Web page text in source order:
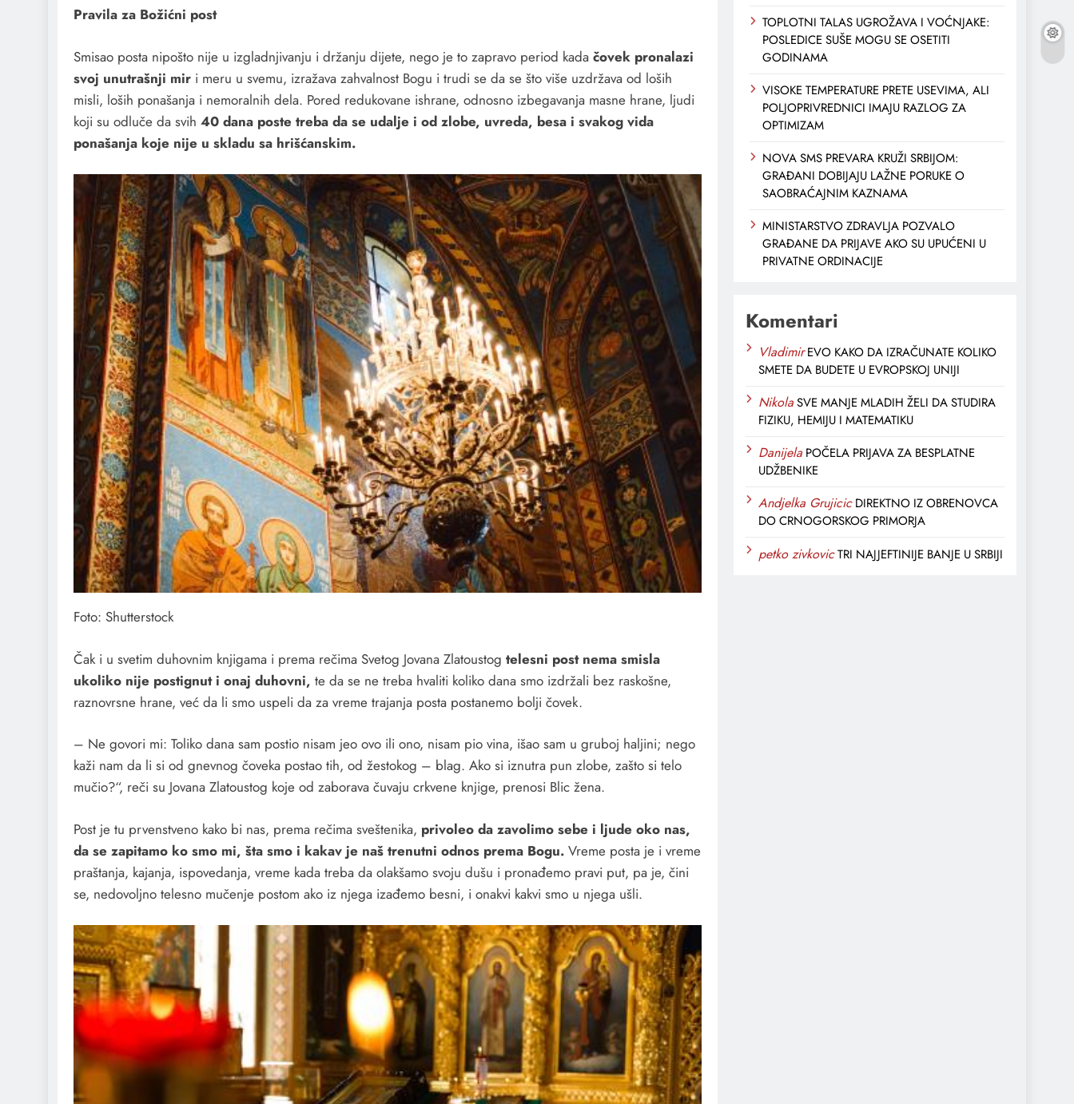
Pravila za Božićni post
Smisao posta nipošto nije u izgladnjivanju i držanju dijete, nego je to zapravo period kada čovek pronalazi
svoj unutrašnji mir i meru u svemu, izražava zahvalnost Bogu i trudi se da se što više uzdržava od loših
misli, loših ponašanja i nemoralnih dela. Pored redukovane ishrane, odnosno izbegavanja masne hrane, ljudi
koji su odluče da svih 40 dana poste treba da se udalje i od zlobe, uvreda, besa i svakog vida
ponašanja koje nije u skladu sa hrišćanskim.
Foto: Shutterstock
Čak i u svetim duhovnim knjigama i prema rečima Svetog Jovana Zlatoustog telesni post nema smisla
ukoliko nije postignut i onaj duhovni, te da se ne treba hvaliti koliko dana smo izdržali bez raskošne,
raznovrsne hrane, već da li smo uspeli da za vreme trajanja posta postanemo bolji čovek.
– Ne govori mi: Toliko dana sam postio nisam jeo ovo ili ono, nisam pio vina, išao sam u gruboj haljini; nego
kaži nam da li si od gnevnog čoveka postao tih, od žestokog – blag. Ako si iznutra pun zlobe, zašto si telo
mučio?“, reči su Jovana Zlatoustog koje od zaborava čuvaju crkvene knjige, prenosi Blic žena.
Post je tu prvenstveno kako bi nas, prema rečima sveštenika, privoleo da zavolimo sebe i ljude oko nas,
da se zapitamo ko smo mi, šta smo i kakav je naš trenutni odnos prema Bogu. Vreme posta je i vreme
praštanja, kajanja, ispovedanja, vreme kada treba da olakšamo svoju dušu i pronađemo pravi put, pa je, čini
se, nedovoljno telesno mučenje postom ako iz njega izađemo besni, i onakvi kakvi smo u njega ušli.
TOPLOTNI TALAS UGROŽAVA I VOĆNJAKE:
POSLEDICE SUŠE MOGU SE OSETITI
GODINAMA
VISOKE TEMPERATURE PRETE USEVIMA, ALI
POLJOPRIVREDNICI IMAJU RAZLOG ZA
OPTIMIZAM
NOVA SMS PREVARA KRUŽI SRBIJOM:
GRAĐANI DOBIJAJU LAŽNE PORUKE O
SAOBRAĆAJNIM KAZNAMA
MINISTARSTVO ZDRAVLJA POZVALO
GRAĐANE DA PRIJAVE AKO SU UPUĆENI U
PRIVATNE ORDINACIJE
Komentari
Vladimir EVO KAKO DA IZRAČUNATE KOLIKO
SMETE DA BUDETE U EVROPSKOJ UNIJI
NikolaSVE MANJE MLADIH ŽELI DA STUDIRA
FIZIKU, HEMIJU I MATEMATIKU
Danijela POČELA PRIJAVA ZA BESPLATNE
UDŽBENIKE
Andjelka Grujicic DIREKTNO IZ OBRENOVCA
DO CRNOGORSKOG PRIMORJA
petko zivkovicTRI NAJJEFTINIJE BANJE U SRBIJI